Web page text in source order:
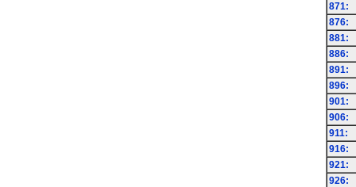
871:
876:
881:
886:
891:
896:
901:
906:
911:
916:
921:
926: